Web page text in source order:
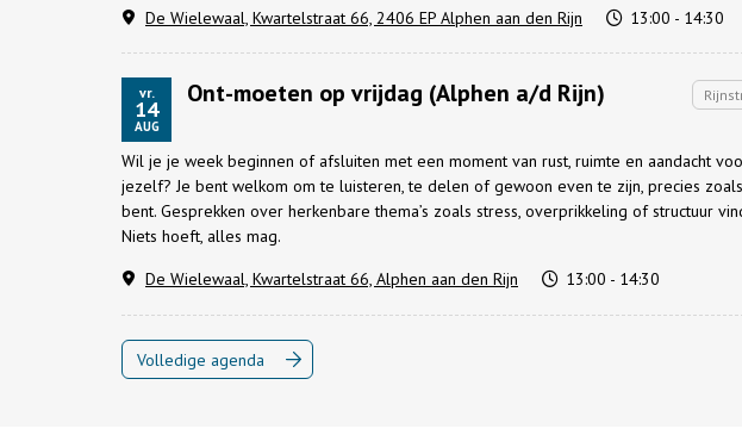
De Wielewaal, Kwartelstraat 66, 2406 EP Alphen aan den Rijn
13:00 - 14:30
vr.
14
AUG
Ont-moeten op vrijdag (Alphen a/d Rijn)
Wil je je week beginnen of afsluiten met een moment van rust, ruimte en aandacht
jezelf? Je bent welkom om te luisteren, te delen of gewoon even te zijn, precies
bent. Gesprekken over herkenbare thema’s zoals stress, overprikkeling of structuur
Niets hoeft, alles mag.
De Wielewaal, Kwartelstraat 66, Alphen aan den Rijn
13:00 - 14:30
Volledige agenda